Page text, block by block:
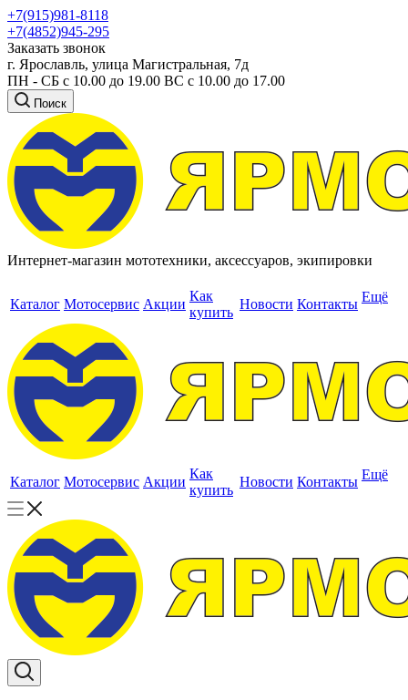
+7(915)981-8118
+7(4852)945-295
Заказать звонок
г. Ярославль, улица Магистральная, 7д
ПН - СБ с 10.00 до 19.00 ВС с 10.00 до 17.00
Поиск
Интернет-магазин мототехники, аксессуаров, экипировки
Каталог Мотосервис Акции
Как
купить
Новости Контакты Ещё
Каталог Мотосервис Акции
Как
купить
Новости Контакты Ещё